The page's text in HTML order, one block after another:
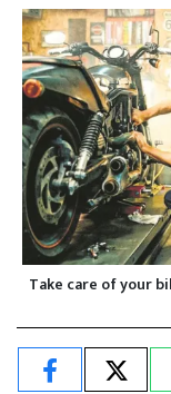
Take care of your